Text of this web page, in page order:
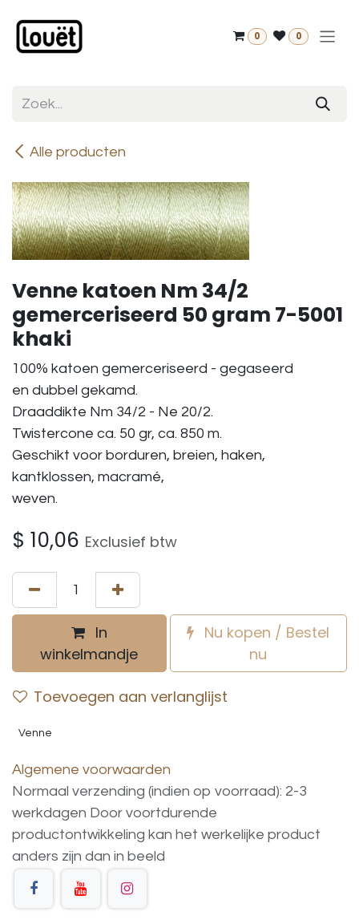
0 0
Alle producten
Venne katoen Nm 34/2
gemerceriseerd 50 gram 7-5001
khaki
100% katoen gemerceriseerd - gegaseerd
en dubbel gekamd.
Draaddikte Nm 34/2 - Ne 20/2.
Twistercone ca. 50 gr, ca. 850 m.
Geschikt voor borduren, breien, haken,
kantklossen, macramé,
weven.
$ 10,06 Exclusief btw
In
winkelmandje
Nu kopen / Bestel
nu
Toevoegen aan verlanglijst
Venne
Algemene voorwaarden
Normaal verzending (indien op voorraad): 2-3
werkdagen Door voortdurende
productontwikkeling kan het werkelijke product
anders zijn dan in beeld